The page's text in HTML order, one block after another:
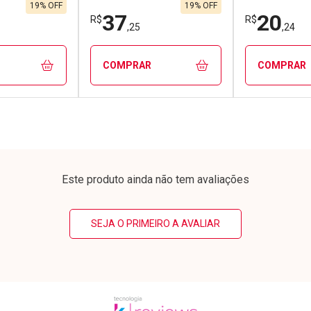
19% OFF
R$37,25
19% OFF
COMPRAR
R$20,24
COMPRAR
Este produto ainda não tem avaliações
SEJA O PRIMEIRO A AVALIAR